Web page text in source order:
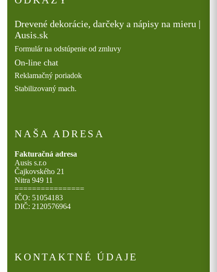
Drevené dekorácie, darčeky a nápisy na mieru |
Ausis.sk
Formulár na odstúpenie od zmluvy
On-line chat
Reklamačný poriadok
Stabilizovaný mach.
NAŠA ADRESA
Fakturačná adresa
Ausis s.r.o
Čajkovského 21
Nitra 949 11
================
IČO: 51054183
DIČ: 2120576964
KONTAKTNÉ ÚDAJE